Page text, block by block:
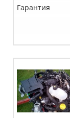
Гарантия